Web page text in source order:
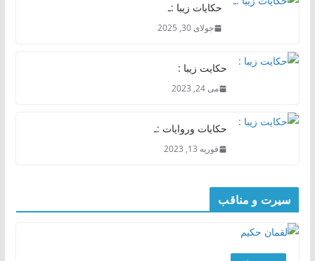
حکایات زیبا :ـ
جولای 30, 2025
حکایت زیبا :
می 24, 2023
حکایات وروایات :ـ
فوریه 13, 2023
سیرت و مناقب